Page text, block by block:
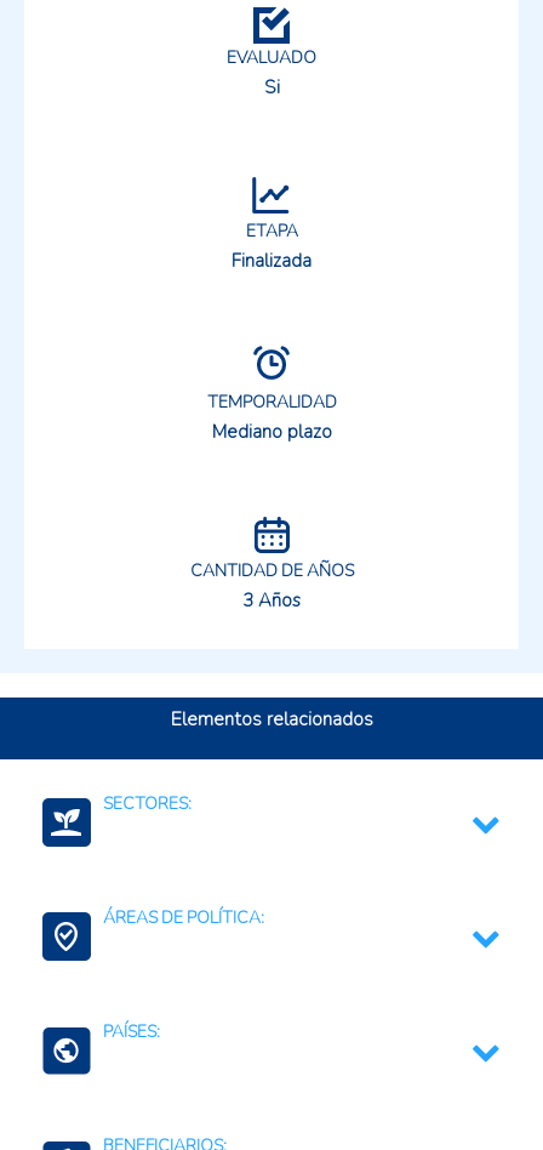
EVALUADO
Si
ETAPA
Finalizada
TEMPORALIDAD
Mediano plazo
CANTIDAD DE AÑOS
3 Años
Elementos relacionados
SECTORES:
Ciencia, tecnología e innovación
ÁREAS DE POLÍTICA:
Contexto Agroalimentario
PAÍSES: